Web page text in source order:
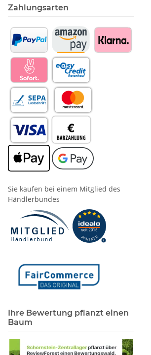
Zahlungsarten
Sie kaufen bei einem Mitglied des
Händlerbundes
Ihre Bewertung pflanzt einen
Baum